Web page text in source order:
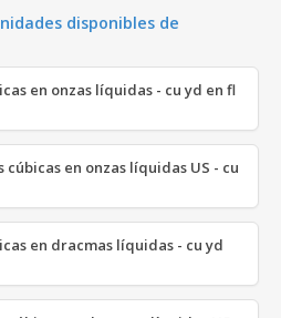
disponibles de
en onzas líquidas - cu yd en fl
cúbicas en onzas líquidas US - cu
en dracmas líquidas - cu yd